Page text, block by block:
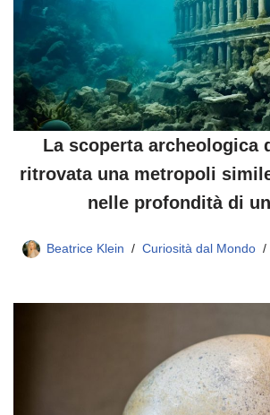
La scoperta archeologica
ritrovata una metropoli
nelle profondità di
Beatrice Klein Curiosità dal Mondo